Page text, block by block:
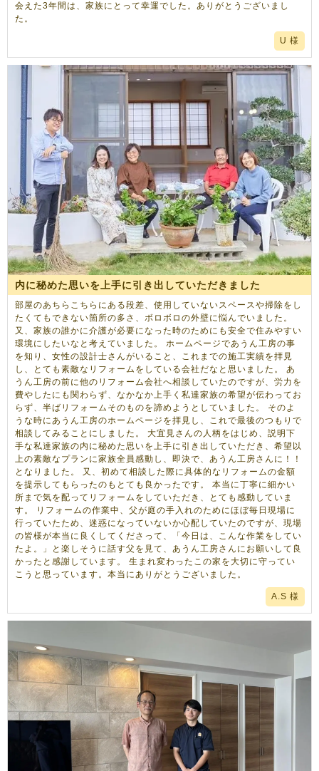
会えた3年間は、家族にとって幸運でした。ありがとうございまし
た。
U 様
内に秘めた思いを上手に引き出していただきました
部屋のあちらこちらにある段差、使用していないスペースや掃除をし
たくてもできない箇所の多さ、ボロボロの外壁に悩んでいました。
又、家族の誰かに介護が必要になった時のためにも安全で住みやすい
環境にしたいなと考えていました。 ホームページであうん工房の事
を知り、女性の設計士さんがいること、これまでの施工実績を拝見
し、とても素敵なリフォームをしている会社だなと思いました。 あ
うん工房の前に他のリフォーム会社へ相談していたのですが、労力を
費やしたにも関わらず、なかなか上手く私達家族の希望が伝わってお
らず、半ばリフォームそのものを諦めようとしていました。 そのよ
うな時にあうん工房のホームページを拝見し、これで最後のつもりで
相談してみることにしました。 大宜見さんの人柄をはじめ、説明下
手な私達家族の内に秘めた思いを上手に引き出していただき、希望以
上の素敵なプランに家族全員感動し、即決で、あうん工房さんに！！
となりました。 又、初めて相談した際に具体的なリフォームの金額
を提示してもらったのもとても良かったです。 本当に丁寧に細かい
所まで気を配ってリフォームをしていただき、とても感動していま
す。 リフォームの作業中、父が庭の手入れのためにほぼ毎日現場に
行っていたため、迷惑になっていないか心配していたのですが、現場
の皆様が本当に良くしてくださって、「今日は、こんな作業をしてい
たよ。」と楽しそうに話す父を見て、あうん工房さんにお願いして良
かったと感謝しています。 生まれ変わったこの家を大切に守ってい
こうと思っています。本当にありがとうございました。
A.S 様